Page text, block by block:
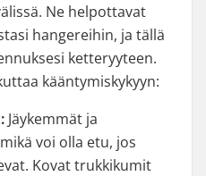
Ne helpottavat
hangereihin, ja tällä
ketteryyteen.
kääntymiskykyyn:
Jäykemmät ja
voi olla etu, jos
Kovat trukkikumit